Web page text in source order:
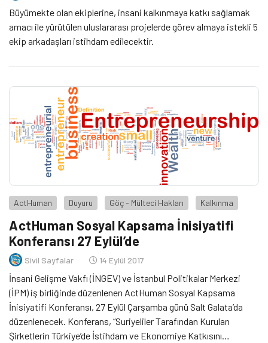
Büyümekte olan ekiplerine, insani kalkınmaya katkı sağlamak
amacı ile yürütülen uluslararası projelerde görev almaya istekli 5
ekip arkadaşları istihdam edilecektir.
ActHuman Duyuru Göç - Mülteci Hakları Kalkınma
ActHuman Sosyal Kapsama İnisiyatifi
Konferansı 27 Eylül’de
Sivil Sayfalar 14 Eylül 2017
İnsani Gelişme Vakfı (İNGEV) ve İstanbul Politikalar Merkezi
(İPM) iş birliğinde düzenlenen ActHuman Sosyal Kapsama
İnisiyatifi Konferansı, 27 Eylül Çarşamba günü Salt Galata’da
düzenlenecek. Konferans, “Suriyeliler Tarafından Kurulan
Şirketlerin Türkiye’de İstihdam ve Ekonomiye Katkısını